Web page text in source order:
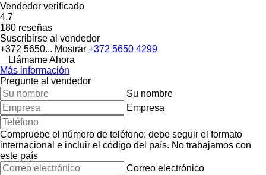
Vendedor verificado
4.7
180 reseñas
Suscribirse al vendedor
+372 5650... Mostrar +372 5650 4299
Llámame Ahora
Más información
Pregunte al vendedor
Su nombre
Empresa
Compruebe el número de teléfono: debe seguir el formato
internacional e incluir el código del país. No trabajamos con
este país
Correo electrónico